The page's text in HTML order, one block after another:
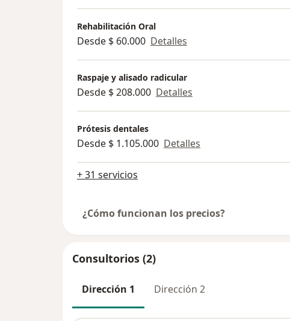
Rehabilitación Oral
Desde $ 60.000 Detalles
Raspaje y alisado radicular
Desde $ 208.000 Detalles
Prótesis dentales
Desde $ 1.105.000 Detalles
+ 31 servicios
¿Cómo funcionan los precios?
Consultorios (2)
Dirección 1 Dirección 2